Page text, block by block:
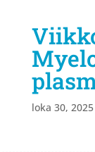
loka 30, 2025